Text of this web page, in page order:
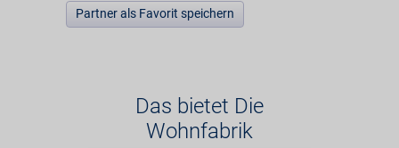
Partner als Favorit speichern
Das bietet Die
Wohnfabrik